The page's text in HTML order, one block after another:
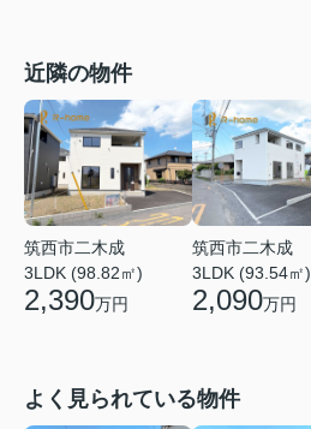
近隣の物件
筑西市二木成
3LDK (98.82㎡)
2,390万円
筑西市二木成
3LDK (93.54㎡)
2,090万円
よく見られている物件